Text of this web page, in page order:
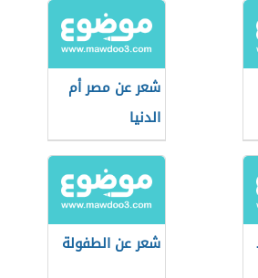
شعر عن مصر أم
الدنيا
شعر عن الطفولة